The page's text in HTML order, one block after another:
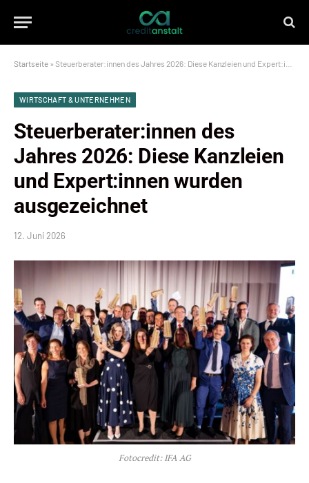
Startseite » Steuerberater:innen des Jahres 2026: Diese Kanzleien und Expert:innen wurden ausgezeichnet
WIRTSCHAFT & UNTERNEHMEN
Steuerberater:innen des
Jahres 2026: Diese Kanzleien
und Expert:innen wurden
ausgezeichnet
12. Juni 2026
Fotocredit: IFA AG